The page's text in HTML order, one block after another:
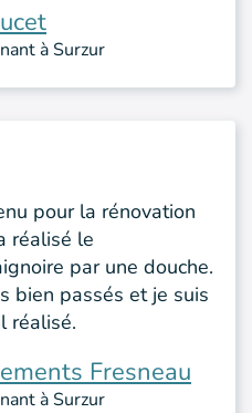
à Surzur
pour la rénovation
réalisé le
par une douche.
bien passés et je suis
réalisé.
Fresneau
à Surzur